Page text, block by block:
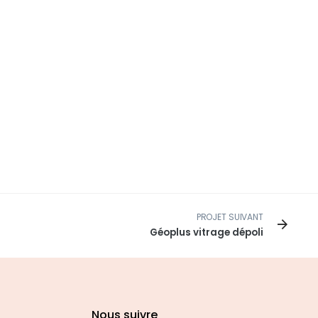
PROJET SUIVANT
Géoplus vitrage dépoli